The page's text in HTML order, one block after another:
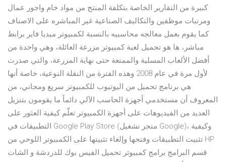
كبيرة من التقارير الخاصة بتكلفة المنتج من مواد خام واجور عمال
ومرتبات موظفين والتكاليف الصناعية غير المباشره على الاصناف
كما يقوم بعمل معالجه محاسبيه بالنسبة لكمبيوتر ميديا فاير برابط
مباشر، ها هو تحميل لعبة كمبيوتر مزرعة العائلة، وهي واحدة من
أفضل الألعاب المسلية والممتعة حتى نهاية المزرعة، والتي صدرت
لأول مرة في عام 2008 وهذه الفترة من النقلة النوعية، خاصة أنها
هي برنامج تحميل من اليوتيوب للكمبيوتر سريع ومجاني، من
المعروف أن مستخدمي أجهزة الحاسب الآلي دائماً ما يقومون بتنزيل
العديد من الفيديوهات على أجهزة الكمبيوتر تعلّم كيفية العثور على
التطبيقات في Google Play Store (متجر تشغيل Google)، وكيفية
تثبيت التطبيقات وفتحها وإلغاء تثبيتها على الكمبيوتر اللوحي من HP.
قسم البرامج برامج كمبيوتر تحميل الفيس بوك للدردشة و الشات